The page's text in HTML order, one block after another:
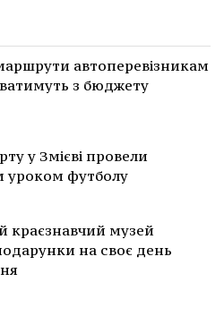
автоперевізникам
з бюджету
у Змієві провели
уроком футболу
краєзнавчий музей
на своє день